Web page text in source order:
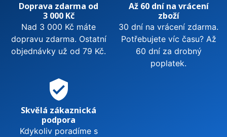
Doprava zdarma od
3 000 Kč
Nad 3 000 Kč máte
dopravu zdarma. Ostatní
objednávky už od 79 Kč.
Až 60 dní na vrácení
zboží
30 dní na vrácení zdarma.
Potřebujete víc času? Až
60 dní za drobný
poplatek.
verified_user
Skvělá zákaznická
podpora
Kdykoliv poradíme s